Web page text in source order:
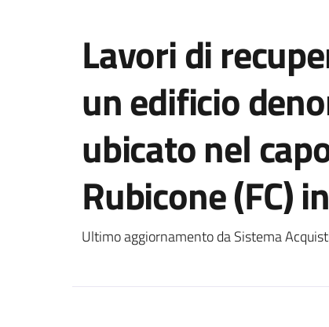
Lavori di
un edificio
ubicato nel
Rubicone (FC)
Ultimo aggiornamento da Sistema